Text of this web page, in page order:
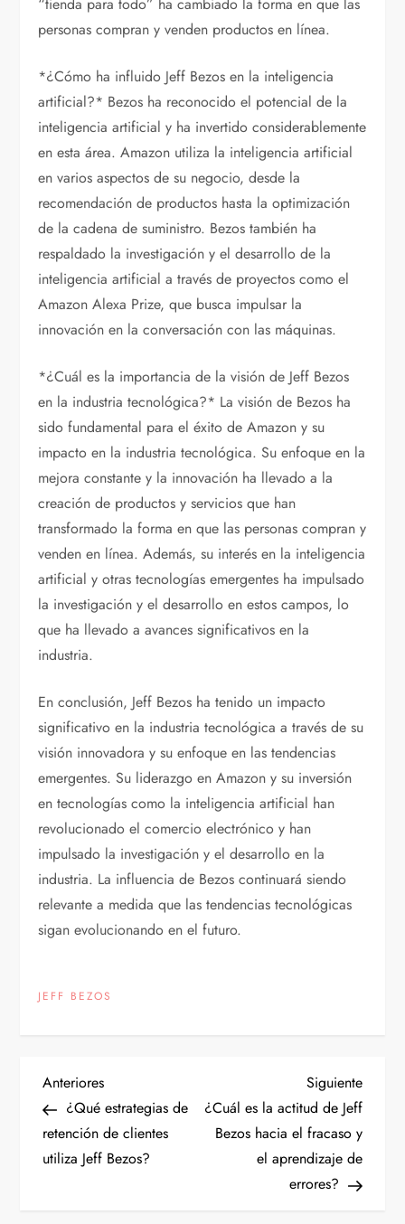
“tienda para todo” ha cambiado la forma en que las
personas compran y venden productos en línea.
*¿Cómo ha influido Jeff Bezos en la inteligencia
artificial?* Bezos ha reconocido el potencial de la
inteligencia artificial y ha invertido considerablemente
en esta área. Amazon utiliza la inteligencia artificial
en varios aspectos de su negocio, desde la
recomendación de productos hasta la optimización
de la cadena de suministro. Bezos también ha
respaldado la investigación y el desarrollo de la
inteligencia artificial a través de proyectos como el
Amazon Alexa Prize, que busca impulsar la
innovación en la conversación con las máquinas.
*¿Cuál es la importancia de la visión de Jeff Bezos
en la industria tecnológica?* La visión de Bezos ha
sido fundamental para el éxito de Amazon y su
impacto en la industria tecnológica. Su enfoque en la
mejora constante y la innovación ha llevado a la
creación de productos y servicios que han
transformado la forma en que las personas compran y
venden en línea. Además, su interés en la inteligencia
artificial y otras tecnologías emergentes ha impulsado
la investigación y el desarrollo en estos campos, lo
que ha llevado a avances significativos en la
industria.
En conclusión, Jeff Bezos ha tenido un impacto
significativo en la industria tecnológica a través de su
visión innovadora y su enfoque en las tendencias
emergentes. Su liderazgo en Amazon y su inversión
en tecnologías como la inteligencia artificial han
revolucionado el comercio electrónico y han
impulsado la investigación y el desarrollo en la
industria. La influencia de Bezos continuará siendo
relevante a medida que las tendencias tecnológicas
sigan evolucionando en el futuro.
JEFF BEZOS
N
a
v
Entrada
anterior
Anteriores
¿Qué estrategias de
retención de clientes
utiliza Jeff Bezos?
Siguiente
¿Cuál es la actitud de Jeff
Bezos hacia el fracaso y
el aprendizaje de
errores?